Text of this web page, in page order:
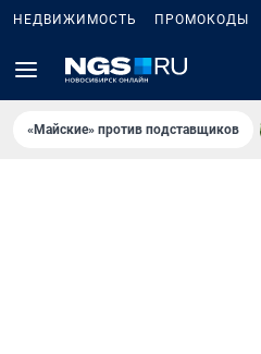
НЕДВИЖИМОСТЬ ПРОМОКОДЫ
«Майские» против подставщиков